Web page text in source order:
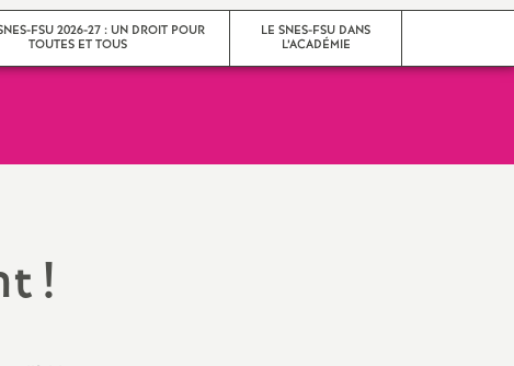
FSU 2026-27 : UN DROIT POUR
TOUTES ET TOUS
LE SNES-FSU DANS
L’ACADÉMIE
!